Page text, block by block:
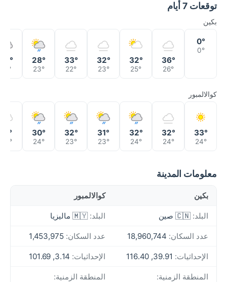
توقعات 7 أيام
بكين
0°
0°
36°
26°
32°
25°
32°
23°
33°
22°
28°
23°
19°
كوالالمبور
33°
24°
32°
24°
32°
24°
31°
23°
32°
23°
30°
24°
31°
23°
معلومات المدينة
بكين كوالالمبور
البلد: 🇨🇳 صين البلد: 🇲🇾 ماليزيا
عدد السكان: عدد السكان:
الإحداثيات: الإحداثيات:
المنطقة الزمنية:
المنطقة الزمنية: